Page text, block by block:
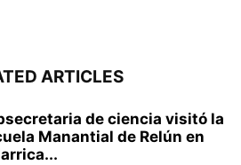
ARTICLES
de ciencia visitó la
Manantial de Relún en